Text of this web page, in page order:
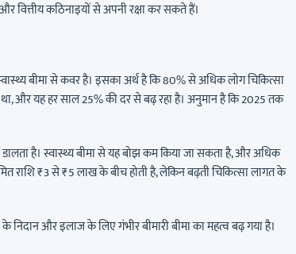
वित्तीय कठिनाइयों से अपनी रक्षा कर सकते हैं।
बीमा से कवर है। इसका अर्थ है कि 80% से अधिक लोग चिकित्सा
और यह हर साल 25% की दर से बढ़ रहा है। अनुमान है कि 2025 तक
है। स्वास्थ्य बीमा से यह बोझ कम किया जा सकता है, और अधिक
राशि ₹3 से ₹5 लाख के बीच होती है, लेकिन बढ़ती चिकित्सा लागत के
निदान और इलाज के लिए गंभीर बीमारी बीमा का महत्व बढ़ गया है।